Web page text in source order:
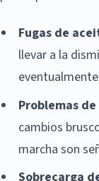
Fugas de
llevar a la
Problemas
cambios
marcha son
Sobrecarga